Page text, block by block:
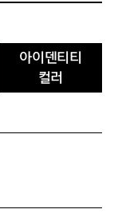
아이덴티티
컬러